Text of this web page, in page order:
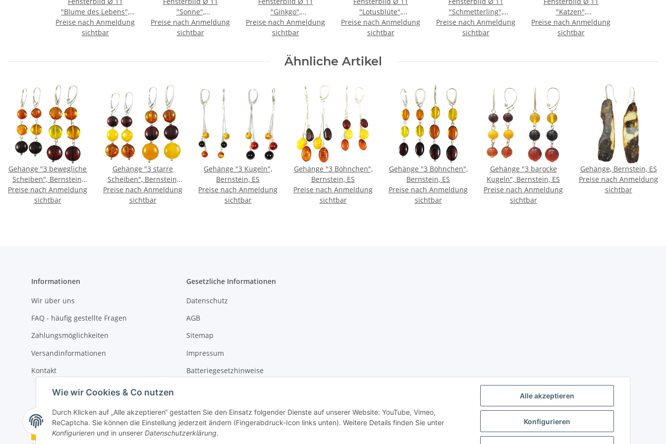
Alle akzeptieren
Konfigurieren
Wie wir Cookies & Co nutzen
Durch Klicken auf „Alle akzeptieren“ gestatten Sie den Einsatz folgender Dienste auf unserer Website: YouTube, Vimeo,
ReCaptcha. Sie können die Einstellung jederzeit ändern (Fingerabdruck-Icon links unten). Weitere Details finden Sie unter
Konfigurieren und in unserer Datenschutzerklärung.
"Blume des Lebens",
Bernstein/Birke
Preise nach Anmeldung
sichtbar
"Sonne",
Bernstein/Birke
Preise nach Anmeldung
sichtbar
"Ginkgo",
Bernstein/Birke
Preise nach Anmeldung
sichtbar
"Lotusblüte",
Bernstein/Birke
Preise nach Anmeldung
sichtbar
"Schmetterling",
Bernstein/Birke
Preise nach Anmeldung
sichtbar
"Katzen",
Bernstein/Birke
Preise nach Anmeldung
sichtbar
Ähnliche Artikel
Gehänge "3 bewegliche
Scheiben", Bernstein,
ES
Preise nach Anmeldung
sichtbar
Gehänge "3 starre
Scheiben", Bernstein,
ES
Preise nach Anmeldung
sichtbar
Gehänge "3 Kugeln",
Bernstein, ES
Preise nach Anmeldung
sichtbar
Gehänge "3 Böhnchen",
Bernstein, ES
Preise nach Anmeldung
sichtbar
Gehänge "3 Böhnchen",
Bernstein, ES
Preise nach Anmeldung
sichtbar
Gehänge "3 barocke
Kugeln", Bernstein, ES
Preise nach Anmeldung
sichtbar
Gehänge, Bernstein, ES
Preise nach Anmeldung
sichtbar
Informationen
Wir über uns
FAQ - häufig gestellte Fragen
Zahlungsmöglichkeiten
Versandinformationen
Kontakt
Gesetzliche Informationen
Datenschutz
AGB
Sitemap
Impressum
Batteriegesetzhinweise
Vertrag widerrufen